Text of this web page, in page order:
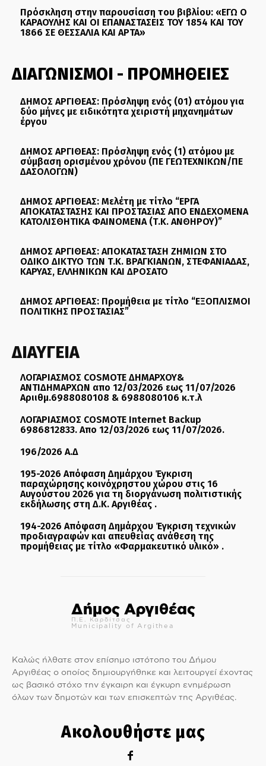
Πρόσκληση στην παρουσίαση του βιβλίου: «ΕΓΩ Ο
ΚΑΡΑΟΥΛΗΣ ΚΑΙ ΟΙ ΕΠΑΝΑΣΤΑΣΕΙΣ ΤΟΥ 1854 ΚΑΙ ΤΟΥ
1866 ΣΕ ΘΕΣΣΑΛΙΑ ΚΑΙ ΑΡΤΑ»
ΔΙΑΓΩΝΙΣΜΟΙ - ΠΡΟΜΗΘΕΙΕΣ
ΔΗΜΟΣ ΑΡΓΙΘΕΑΣ: Πρόσληψη ενός (01) ατόμου για
δύο μήνες με ειδικότητα χειριστή μηχανημάτων
έργου
ΔΗΜΟΣ ΑΡΓΙΘΕΑΣ: Πρόσληψη ενός (1) ατόμου με
σύμβαση ορισμένου χρόνου (ΠΕ ΓΕΩΤΕΧΝΙΚΩΝ/ΠΕ
ΔΑΣΟΛΟΓΩΝ)
ΔΗΜΟΣ ΑΡΓΙΘΕΑΣ: Μελέτη με τίτλο “ΕΡΓΑ
ΑΠΟΚΑΤΑΣΤΑΣΗΣ ΚΑΙ ΠΡΟΣΤΑΣΙΑΣ ΑΠΟ ΕΝΔΕΧΟΜΕΝΑ
ΚΑΤΟΛΙΣΘΗΤΙΚΑ ΦΑΙΝΟΜΕΝΑ (Τ.Κ. ΑΝΘΗΡΟΥ)”
ΔΗΜΟΣ ΑΡΓΙΘΕΑΣ: ΑΠΟΚΑΤΑΣΤΑΣΗ ΖΗΜΙΩΝ ΣΤΟ
ΟΔΙΚΟ ΔΙΚΤΥΟ ΤΩΝ Τ.Κ. ΒΡΑΓΚΙΑΝΩΝ, ΣΤΕΦΑΝΙΑΔΑΣ,
ΚΑΡΥΑΣ, ΕΛΛΗΝΙΚΩΝ ΚΑΙ ΔΡΟΣΑΤΟ
ΔΗΜΟΣ ΑΡΓΙΘΕΑΣ: Προμήθεια με τίτλο “ΕΞΟΠΛΙΣΜΟΙ
ΠΟΛΙΤΙΚΗΣ ΠΡΟΣΤΑΣΙΑΣ”
ΔΙΑΥΓΕΙΑ
ΛΟΓΑΡΙΑΣΜΟΣ COSMOTE ΔΗΜΑΡΧΟΥ&
ΑΝΤΙΔΗΜΑΡΧΩΝ απο 12/03/2026 εως 11/07/2026
Αριιθμ.6988080108 & 6988080106 κ.τ.λ
ΛΟΓΑΡΙΑΣΜΟΣ COSMOTE Internet Backup
6986812833. Απο 12/03/2026 εως 11/07/2026.
196/2026 Α.Δ
195-2026 Απόφαση Δημάρχου Έγκριση
παραχώρησης κοινόχρηστου χώρου στις 16
Αυγούστου 2026 για τη διοργάνωση πολιτιστικής
εκδήλωσης στη Δ.Κ. Αργιθέας .
194-2026 Απόφαση Δημάρχου Έγκριση τεχνικών
προδιαγραφών και απευθείας ανάθεση της
προμήθειας με τίτλο «Φαρμακευτικό υλικό» .
Δήμος Αργιθέας
Π.Ε. Καρδίτσας
Municipality of Argithea
Καλώς ήλθατε στον επίσημο ιστότοπο του Δήμου
Αργιθέας ο οποίος δημιουργήθηκε και λειτουργεί έχοντας
ως βασικό στόχο την έγκαιρη και έγκυρη ενημέρωση
όλων των δημοτών και των επισκεπτών της Αργιθέας.
Ακολουθήστε μας